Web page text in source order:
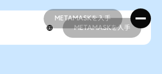
METAMASKを入手
METAMASKを入手
METAMASKを入手